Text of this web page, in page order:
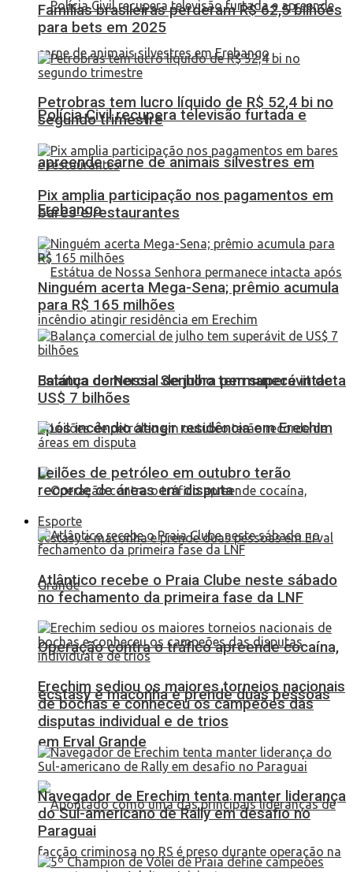
Polícia Civil recupera televisão furtada e
apreende carne de animais silvestres em
Erebango
Estátua de Nossa Senhora permanece intacta
após incêndio atingir residência em Erechim
Operação contra o tráfico apreende cocaína,
ecstasy e maconha e prende duas pessoas
em Erval Grande
Famílias brasileiras perderam R$ 62,5 bilhões
para bets em 2025
Petrobras tem lucro líquido de R$ 52,4 bi no
segundo trimestre
Pix amplia participação nos pagamentos em
bares e restaurantes
Ninguém acerta Mega-Sena; prêmio acumula
para R$ 165 milhões
Balança comercial de julho tem superávit de
US$ 7 bilhões
Leilões de petróleo em outubro terão
recorde de áreas em disputa
Esporte
Atlântico recebe o Praia Clube neste sábado
no fechamento da primeira fase da LNF
Erechim sediou os maiores torneios nacionais
de bochas e conheceu os campeões das
disputas individual e de trios
Navegador de Erechim tenta manter liderança
do Sul-americano de Rally em desafio no
Paraguai